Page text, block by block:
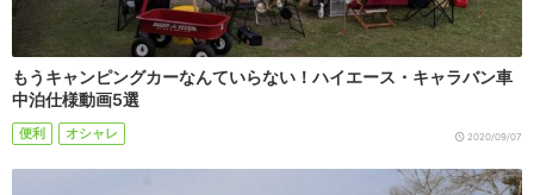
もうキャンピングカーなんていらない！ハイエース・キャラバン車
中泊仕様動画5選
便利 オシャレ 2020/09/07